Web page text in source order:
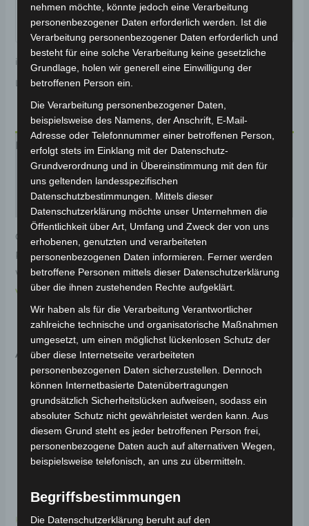
inkl. 19 % MwSt.
Lieferzeit:Versandfertig innerhalb 24 Stunden*
Beschreibung
Produktsicherheit
Rezensionen (0)
Original-Ersatzteil für den 3-Rad Seniorenmobil VM4.
Rahmen für optimale Funktionalität und Haltbarkeit.
Weitere Informationen zum Fahrzeug findest du hier:
Volta Motor 3-Rad Seniorenmobil VM4.
Ähnliche Produkte
Kostenloser Versand Kostenloser Versand
nehmen möchte, könnte jedoch eine Verarbeitung
personenbezogener Daten erforderlich werden. Ist die
Verarbeitung personenbezogener Daten erforderlich und
besteht für eine solche Verarbeitung keine gesetzliche
Grundlage, holen wir generell eine Einwilligung der
betroffenen Person ein.
Die Verarbeitung personenbezogener Daten,
beispielsweise des Namens, der Anschrift, E-Mail-
Adresse oder Telefonnummer einer betroffenen Person,
erfolgt stets im Einklang mit der Datenschutz-
Grundverordnung und in Übereinstimmung mit den für
uns geltenden landesspezifischen
Datenschutzbestimmungen. Mittels dieser
Datenschutzerklärung möchte unser Unternehmen die
Öffentlichkeit über Art, Umfang und Zweck der von uns
erhobenen, genutzten und verarbeiteten
personenbezogenen Daten informieren. Ferner werden
betroffene Personen mittels dieser Datenschutzerklärung
über die ihnen zustehenden Rechte aufgeklärt.
Wir haben als für die Verarbeitung Verantwortlicher
zahlreiche technische und organisatorische Maßnahmen
umgesetzt, um einen möglichst lückenlosen Schutz der
über diese Internetseite verarbeiteten
personenbezogenen Daten sicherzustellen. Dennoch
können Internetbasierte Datenübertragungen
grundsätzlich Sicherheitslücken aufweisen, sodass ein
absoluter Schutz nicht gewährleistet werden kann. Aus
diesem Grund steht es jeder betroffenen Person frei,
personenbezogene Daten auch auf alternativen Wegen,
beispielsweise telefonisch, an uns zu übermitteln.
Begriffsbestimmungen
Die Datenschutzerklärung beruht auf den